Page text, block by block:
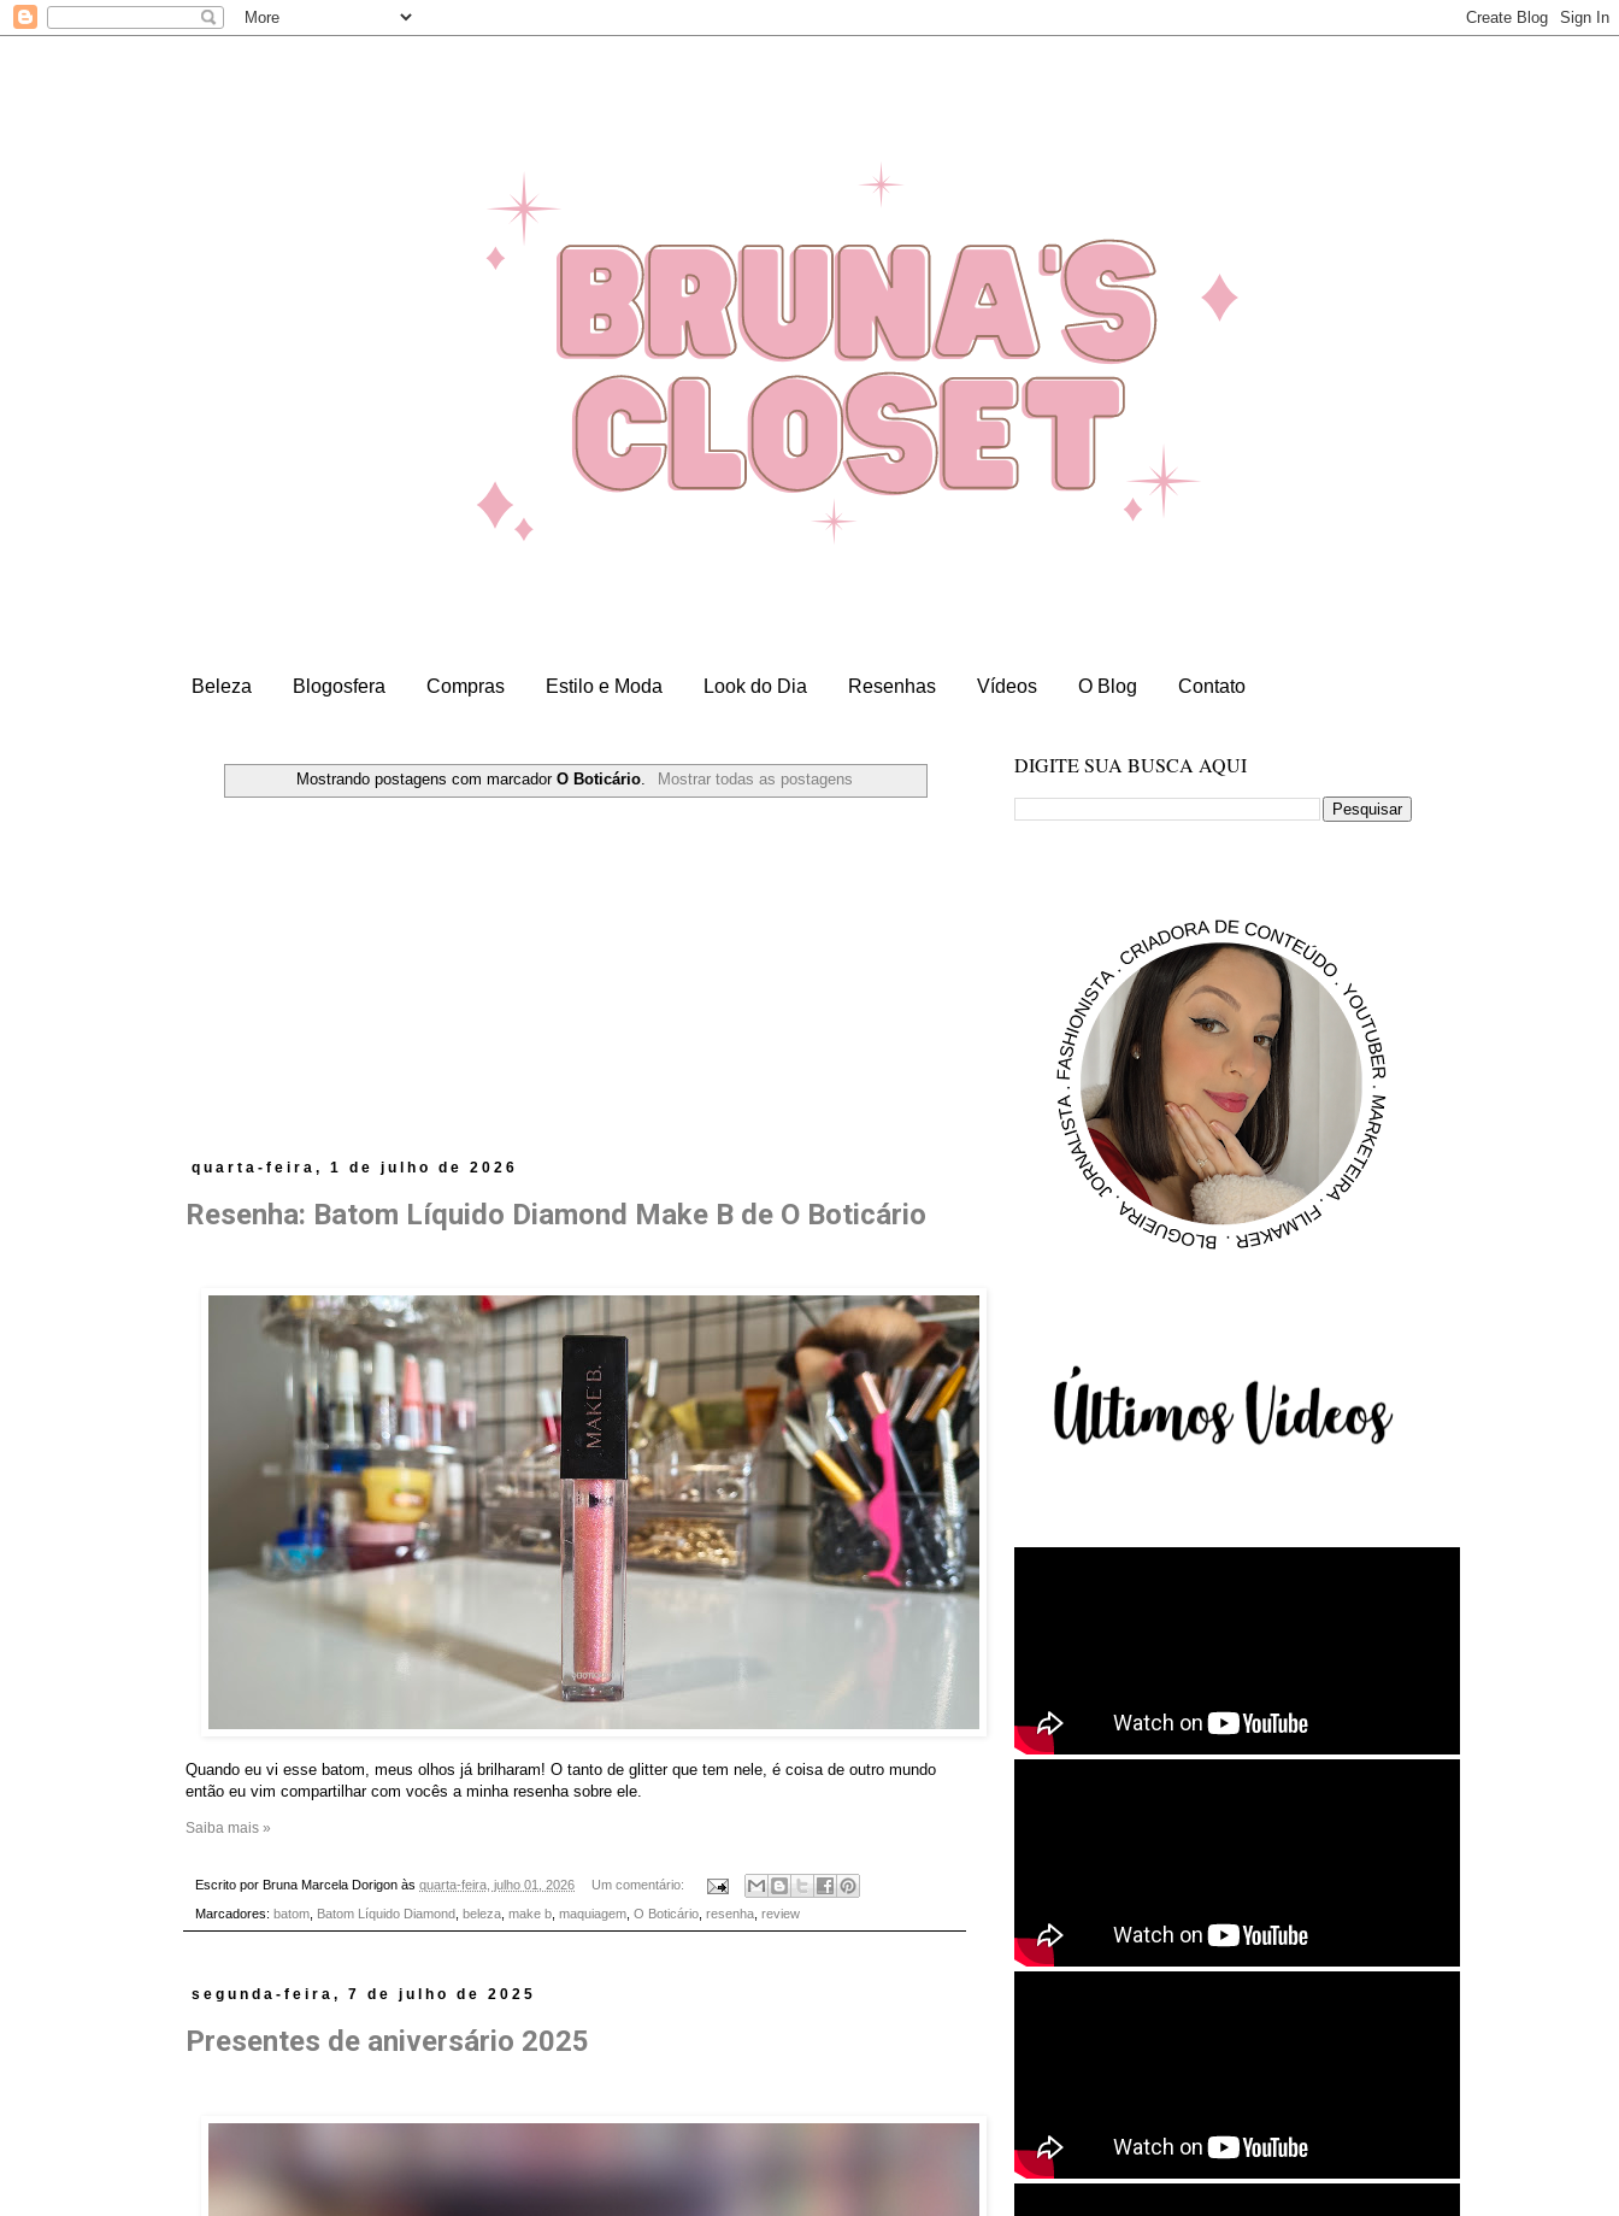
Beleza Blogosfera Compras Estilo e Moda Look do Dia Resenhas Vídeos O Blog Contato
Mostrando postagens com marcadorO Boticário. Mostrar todas as postagens
quarta-feira, 1 de julho de 2026
Resenha: Batom Líquido Diamond Make B de O Boticário
Quando eu vi esse batom, meus olhos já brilharam! O tanto de glitter que tem nele, é coisa de outro mundo
então eu vim compartilhar com vocês a minha resenha sobre ele.
Saiba mais »
Escrito por Bruna Marcela Dorigon às quarta-feira, julho 01, 2026 Um comentário:
Marcadores: batom Batom Líquido Diamond beleza make b maquiagem O Boticário resenha review
segunda-feira, 7 de julho de 2025
Presentes de aniversário 2025
DIGITE SUA BUSCA AQUI